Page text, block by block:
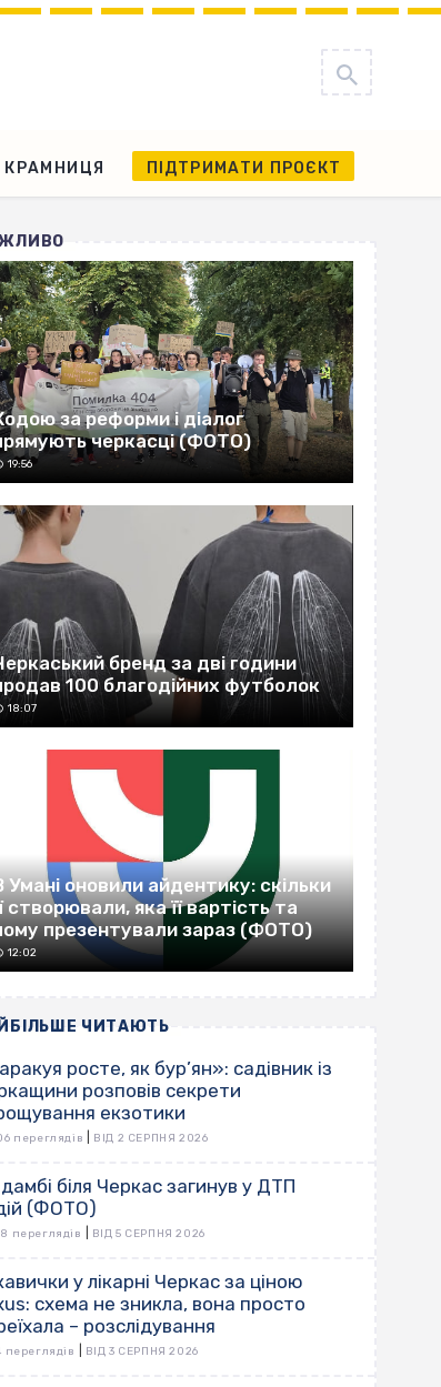
КРАМНИЦЯ ПІДТРИМАТИ ПРОЄКТ
за реформи і діалог
черкасці (ФОТО)
19:56
бренд за дві години
100 благодійних футболок
18:07
Умані оновили айдентику: скільки
створювали, яка її вартість та
презентували зараз (ФОТО)
12:02
ЧИТАЮТЬ
росте, як бур’ян»: садівник із
розповів секрети
екзотики
переглядів ВІД 2 СЕРПНЯ 2026
біля Черкас загинув у ДТП
(ФОТО)
переглядів ВІД 5 СЕРПНЯ 2026
у лікарні Черкас за ціною
схема не зникла, вона просто
– розслідування
переглядів ВІД 3 СЕРПНЯ 2026